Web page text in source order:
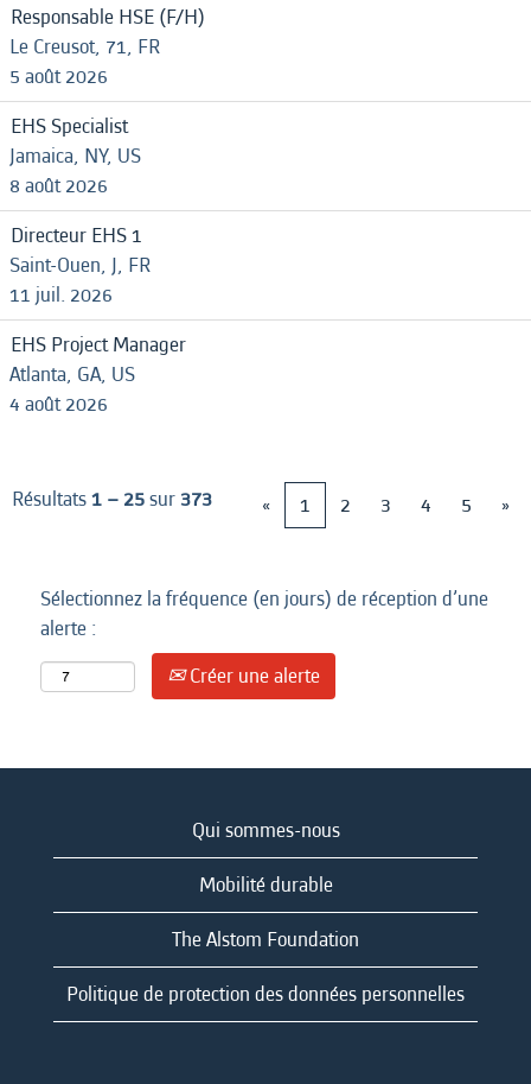
Responsable HSE (F/H)
Le Creusot, 71, FR
5 août 2026
EHS Specialist
Jamaica, NY, US
8 août 2026
Directeur EHS 1
Saint-Ouen, J, FR
11 juil. 2026
EHS Project Manager
Atlanta, GA, US
4 août 2026
Résultats1 – 25sur 373 « 1 2 3 4 5 »
Sélectionnez la fréquence (en jours) de réception d’une
alerte :
Créer une alerte
Qui sommes-nous
Mobilité durable
The Alstom Foundation
Politique de protection des données personnelles